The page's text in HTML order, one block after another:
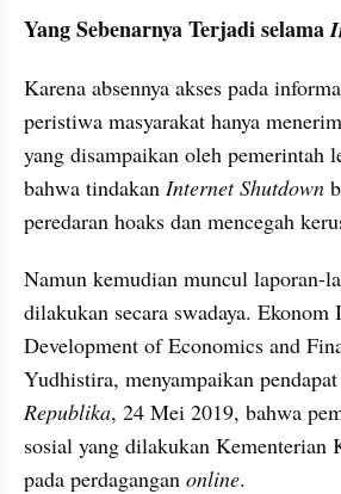
Yang Sebenarnya Terjadi selama
Karena absennya akses pada
peristiwa masyarakat hanya
yang disampaikan oleh pemerintah
bahwa tindakan Internet Shutdown
peredaran hoaks dan mencegah
Namun kemudian muncul laporan-
dilakukan secara swadaya. Ekonom
Development of Economics and
Republika, 24 Mei 2019, bahwa
sosial yang dilakukan Kementerian
pada perdagangan online.